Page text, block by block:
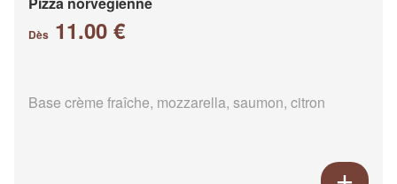
Dès 11.00 €
Base crème fraîche, mozzarella, saumon, citron